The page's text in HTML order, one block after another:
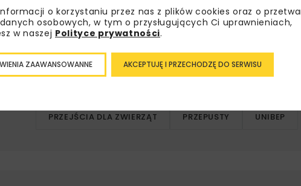
DK66 OBWODNICA BIELSKA PODLASKIEGO
INFRASTRUKTURA DROGOWA OBWODNICA
PRZEJŚCIA DLA ZWIERZĄT PRZEPUSTY UNIBEP
o korzystaniu przez nas z plików cookies oraz o
osobowych, w tym o przysługujących Ci uprawnieniach,
w naszej Polityce prywatności.
AKCEPTUJĘ I PRZECHODZĘ DO SERWISU
ZAAWANSOWANNE